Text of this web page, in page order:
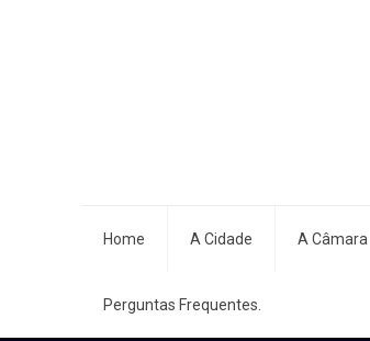
Home A Cidade A Câmara
Perguntas Frequentes.